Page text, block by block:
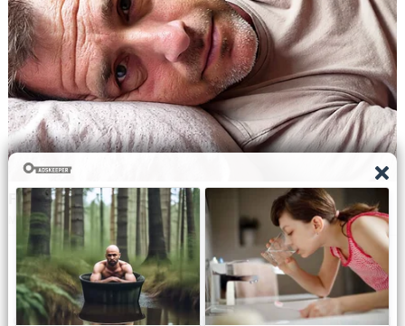
© Copyright All right reserved ByNavbharat Samay WordPress Powered